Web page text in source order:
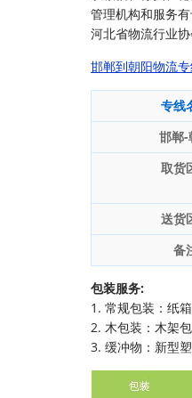
管理机构和服务
河北省物流行业
邯郸到朝阳物流
专线
邯郸-
取货
送货
备
包装服务:
1. 常规包装：纸
2. 木包装：木架
3. 缓冲物：新型